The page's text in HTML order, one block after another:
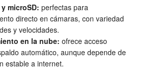
microSD: perfectas para
directo en cámaras, con variedad
y velocidades.
en la nube: ofrece acceso
automático, aunque depende de
estable a internet.